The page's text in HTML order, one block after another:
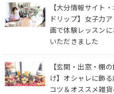
【大分情報サイト
ドリップ】女子力
画で体験レッスンに
いただきました
【玄関・出窓・棚
け】オシャレに飾
コツ＆オススメ雑貨